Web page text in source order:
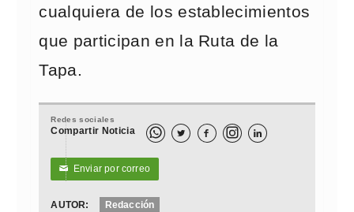
cualquiera de los establecimientos
que participan en la Ruta de la
Tapa.
Redes sociales
Compartir Noticia   
✉ Enviar por correo
AUTOR: Redacción